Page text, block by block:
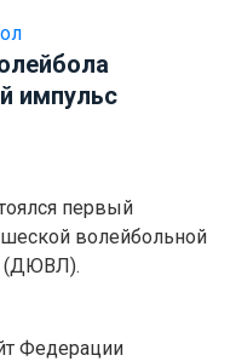
импульс
первый
волейбольной
(ДЮВЛ).
Федерации